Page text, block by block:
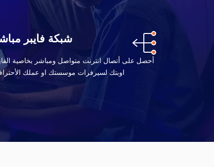
شبكة فايبر
أحصل على أتصال انترنت متواصل ومباشر بخاصية
اوبتك لسيرفرات موسستك او عملك